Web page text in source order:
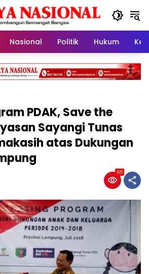
Nasional Politik Hukum
PDAK, Save the
Sayangi Tunas
atas Dukungan
65